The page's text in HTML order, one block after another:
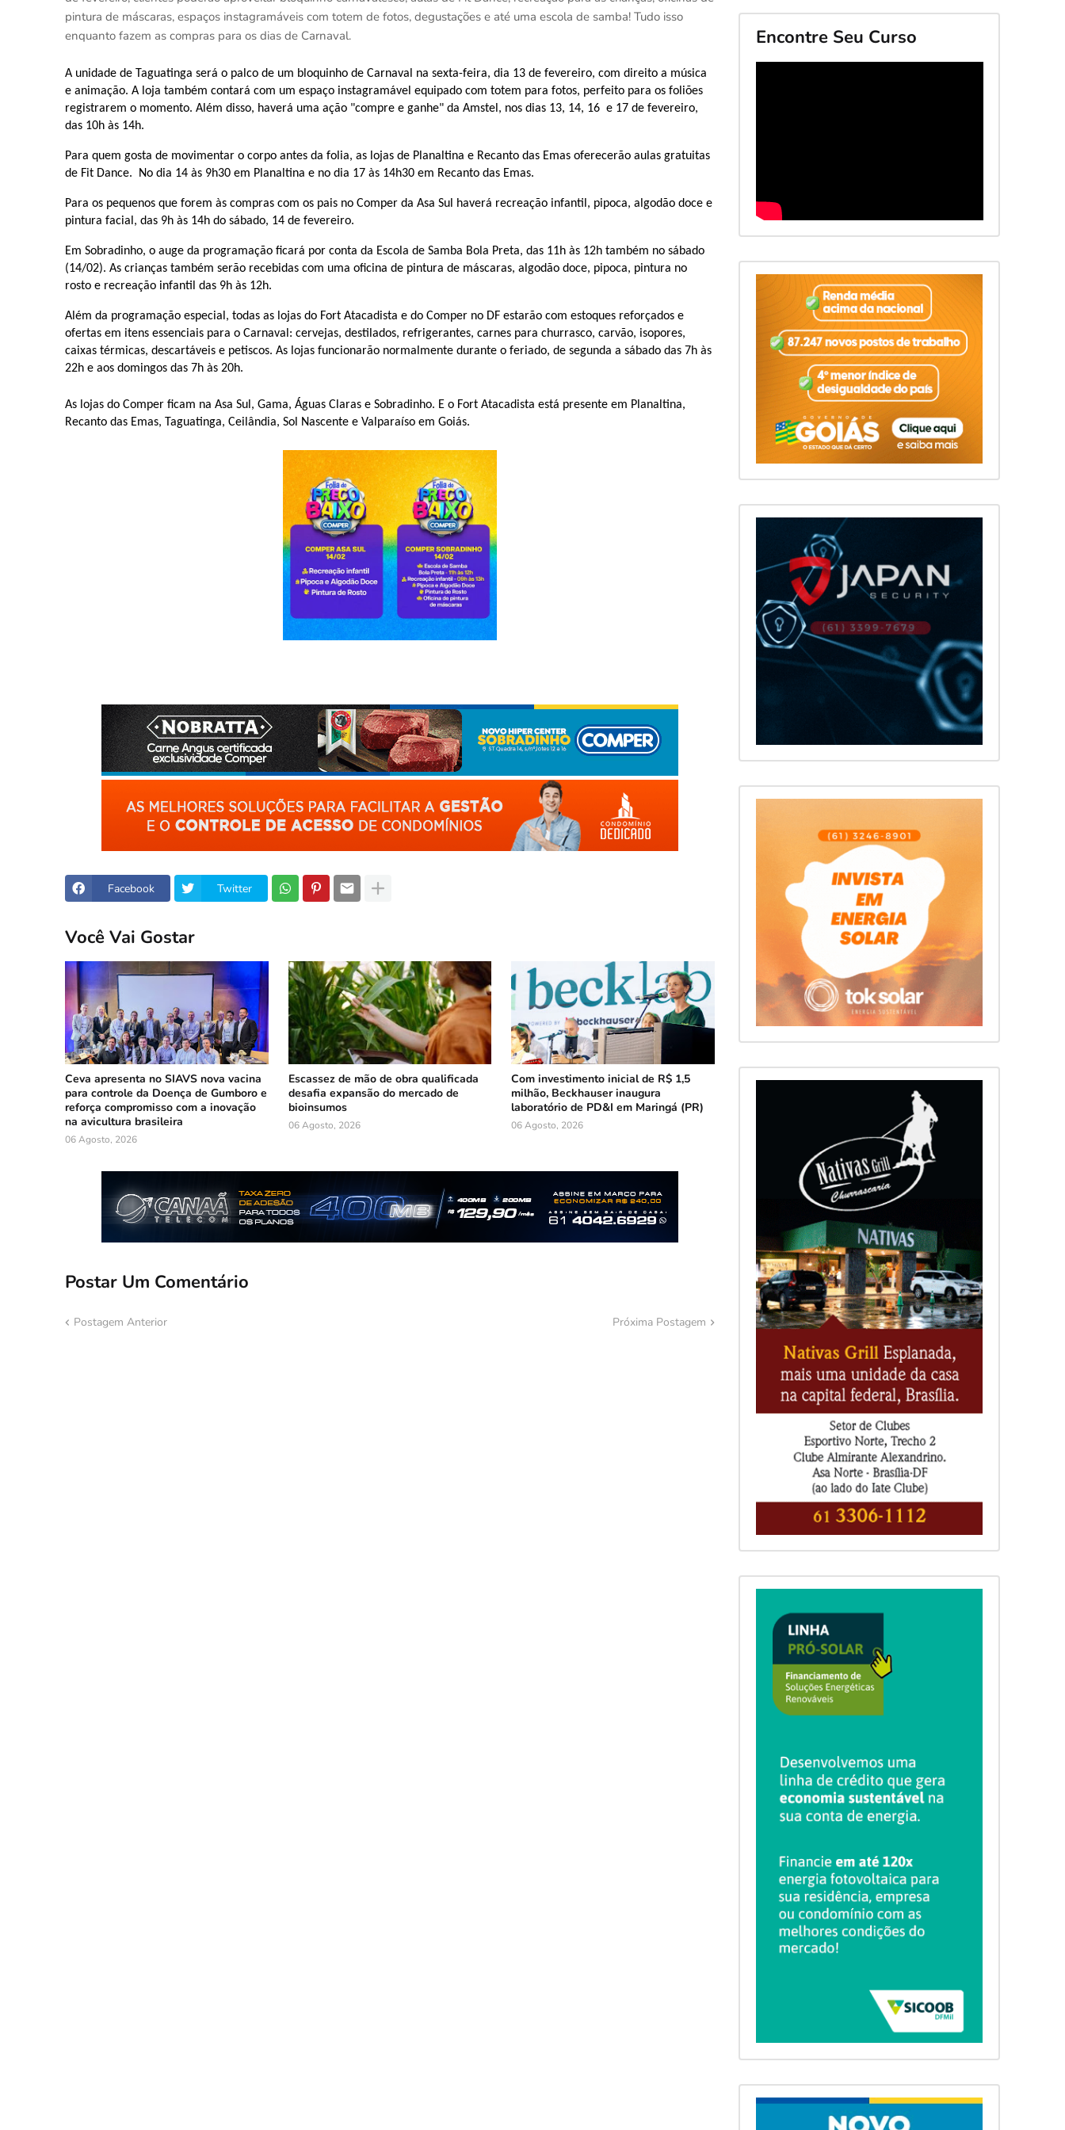
pintura de máscaras, espaços instagramáveis com totem de fotos, degustações e até uma escola de samba! Tudo isso
enquanto fazem as compras para os dias de Carnaval.
A unidade de Taguatinga será o palco de um bloquinho de Carnaval na sexta-feira, dia 13 de fevereiro, com direito a música
e animação. A loja também contará com um espaço instagramável equipado com totem para fotos, perfeito para os foliões
registrarem o momento. Além disso, haverá uma ação "compre e ganhe" da Amstel, nos dias 13, 14, 16 e 17 de fevereiro,
das 10h às 14h.
Para quem gosta de movimentar o corpo antes da folia, as lojas de Planaltina e Recanto das Emas oferecerão aulas gratuitas
de Fit Dance. No dia 14 às 9h30 em Planaltina e no dia 17 às 14h30 em Recanto das Emas.
Para os pequenos que forem às compras com os pais no Comper da Asa Sul haverá recreação infantil, pipoca, algodão doce e
pintura facial, das 9h às 14h do sábado, 14 de fevereiro.
Em Sobradinho, o auge da programação ficará por conta da Escola de Samba Bola Preta, das 11h às 12h também no sábado
(14/02). As crianças também serão recebidas com uma oficina de pintura de máscaras, algodão doce, pipoca, pintura no
rosto e recreação infantil das 9h às 12h.
Além da programação especial, todas as lojas do Fort Atacadista e do Comper no DF estarão com estoques reforçados e
ofertas em itens essenciais para o Carnaval: cervejas, destilados, refrigerantes, carnes para churrasco, carvão, isopores,
caixas térmicas, descartáveis e petiscos. As lojas funcionarão normalmente durante o feriado, de segunda a sábado das 7h às
22h e aos domingos das 7h às 20h.
As lojas do Comper ficam na Asa Sul, Gama, Águas Claras e Sobradinho. E o Fort Atacadista está presente em Planaltina,
Recanto das Emas, Taguatinga, Ceilândia, Sol Nascente e Valparaíso em Goiás.
Facebook Twitter
Você Vai Gostar
Ceva apresenta no SIAVS nova vacina
para controle da Doença de Gumboro e
reforça compromisso com a inovação
na avicultura brasileira
06 Agosto, 2026
Escassez de mão de obra qualificada
desafia expansão do mercado de
bioinsumos
06 Agosto, 2026
Com investimento inicial de R$ 1,5
milhão, Beckhauser inaugura
laboratório de PD&I em Maringá (PR)
06 Agosto, 2026
Postar Um Comentário
Postagem Anterior Próxima Postagem
Encontre Seu Curso